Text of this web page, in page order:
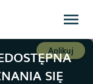
menu
SIĘ
Aplikuj